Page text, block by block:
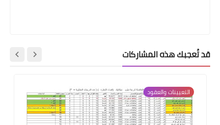
قد تُعجبك هذه المشاركات
التعيينات والعقود